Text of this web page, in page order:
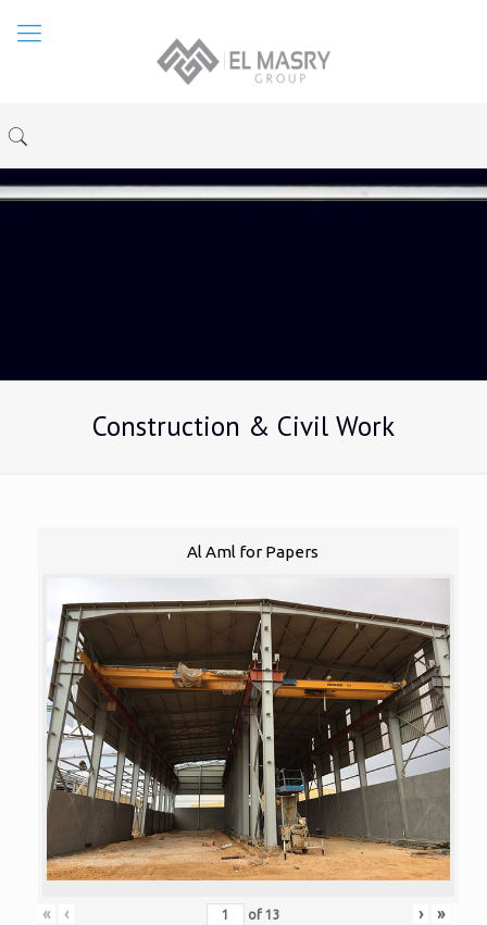
Construction & Civil Work
Al Aml for Papers
« ‹ of 13 › »